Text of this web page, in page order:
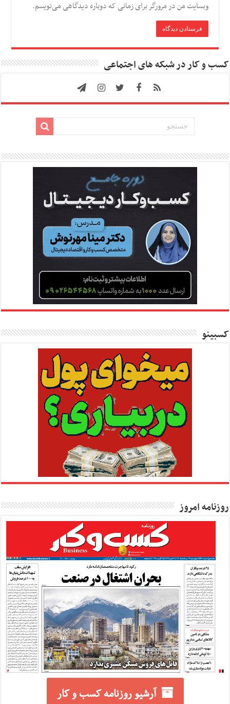
وبسایت من در مرورگر برای زمانی که دوباره دیدگاهی می‌نویسم.
کسب و کار در شبکه های اجتماعی
کسبینو
روزنامه امروز
آرشیو روزنامه کسب و کار